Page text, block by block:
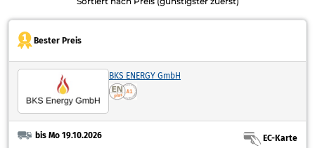
Bester Preis
BKS ENERGY GmbH
bis Mo 19.10.2026
EC-Karte